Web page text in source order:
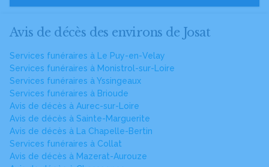
Avis de décès des environs de Josat
Services funéraires à Le Puy-en-Velay
Services funéraires à Monistrol-sur-Loire
Services funéraires à Yssingeaux
Services funéraires à Brioude
Avis de décès à Aurec-sur-Loire
Avis de décès à Sainte-Marguerite
Avis de décès à La Chapelle-Bertin
Services funéraires à Collat
Avis de décès à Mazerat-Aurouze